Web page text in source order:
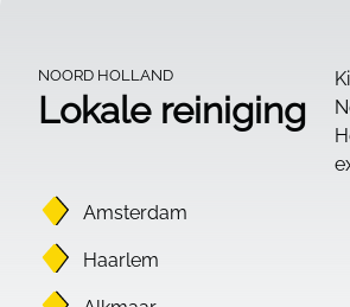
NOORD HOLLAND
Lokale reiniging
Amsterdam
Haarlem